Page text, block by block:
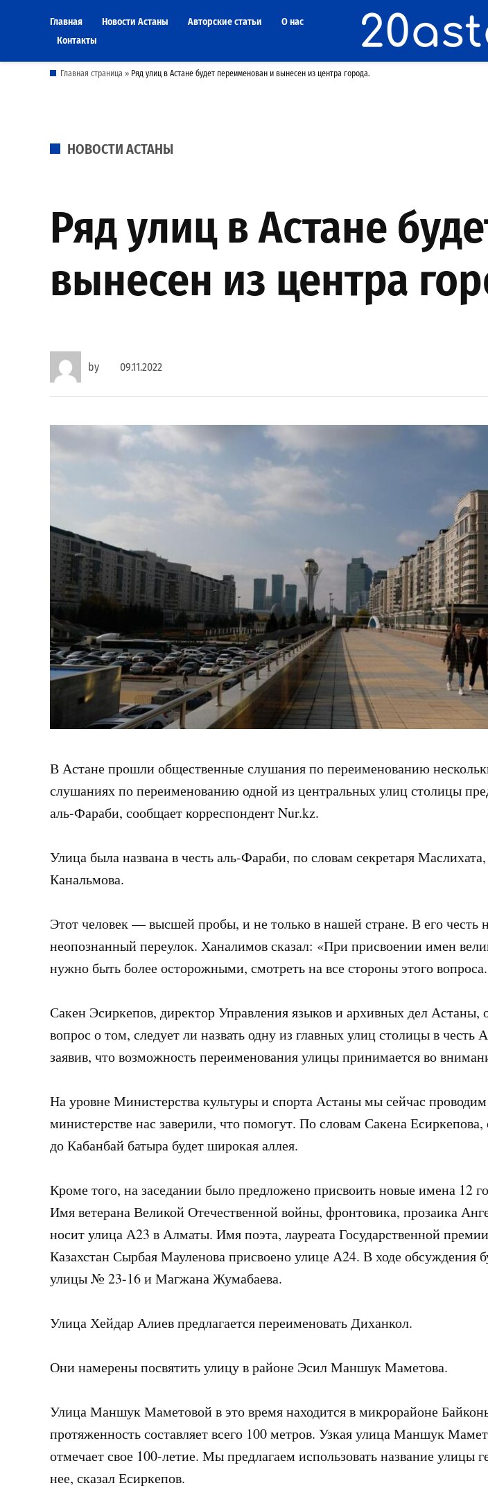
Главная Новости Астаны Авторские статьи
О нас
Контакты
Главная страница » Ряд улиц в Астане будет переименован и вынесен из центра города.
POSTED
НОВОСТИ АСТАНЫ
Ряд улиц в Астане
вынесен из центра
by 09.11.2022
В Астане прошли общественные слушания по переименованию
слушаниях по переименованию одной из центральных улиц столицы
аль-Фараби, сообщает корреспондент Nur.kz.
Улица была названа в честь аль-Фараби, по словам секретаря
Канальмова.
Этот человек — высшей пробы, и не только в нашей стране. В его честь
неопознанный переулок. Ханалимов сказал: «При присвоении имен
нужно быть более осторожными, смотреть на все стороны этого вопроса.
Сакен Эсиркепов, директор Управления языков и архивных дел Астаны,
вопрос о том, следует ли назвать одну из главных улиц столицы в честь
заявив, что возможность переименования улицы принимается во
На уровне Министерства культуры и спорта Астаны мы сейчас
министерстве нас заверили, что помогут. По словам Сакена Есиркепова,
до Кабанбай батыра будет широкая аллея.
Кроме того, на заседании было предложено присвоить новые имена 12
Имя ветерана Великой Отечественной войны, фронтовика, прозаика
носит улица А23 в Алматы. Имя поэта, лауреата Государственной
Казахстан Сырбая Мауленова присвоено улице А24. В ходе обсуждения
улицы № 23-16 и Магжана Жумабаева.
Улица Хейдар Алиев предлагается переименовать Диханкол.
Они намерены посвятить улицу в районе Эсил Маншук Маметова.
Улица Маншук Маметовой в это время находится в микрорайоне
протяженность составляет всего 100 метров. Узкая улица Маншук
отмечает свое 100-летие. Мы предлагаем использовать название улицы
нее, сказал Есиркепов.